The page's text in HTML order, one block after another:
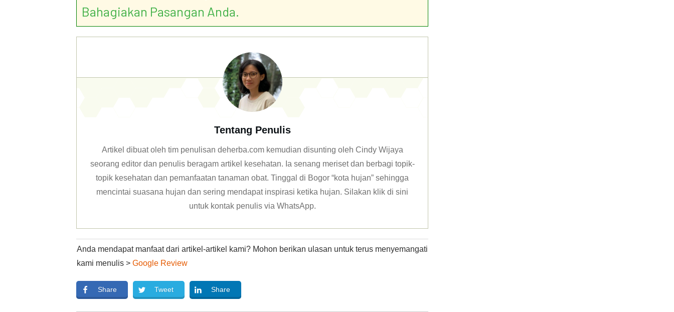
Bahagiakan Pasangan Anda.
Tentang Penulis
Artikel dibuat oleh tim penulisan deherba.com kemudian disunting oleh Cindy Wijaya
seorang editor dan penulis beragam artikel kesehatan. Ia senang meriset dan berbagi topik-
topik kesehatan dan pemanfaatan tanaman obat. Tinggal di Bogor “kota hujan” sehingga
mencintai suasana hujan dan sering mendapat inspirasi ketika hujan. Silakan klik di sini
untuk kontak penulis via WhatsApp.
Anda mendapat manfaat dari artikel-artikel kami? Mohon berikan ulasan untuk terus menyemangati
kami menulis > Google Review
Share Tweet Share